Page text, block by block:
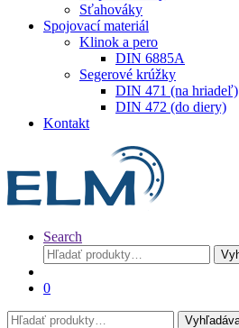
Sťahováky
Spojovací materiál
Klinok a pero
DIN 6885A
Segerové krúžky
DIN 471 (na hriadeľ)
DIN 472 (do diery)
Kontakt
Search
Hľadať:
0
Hľadať: